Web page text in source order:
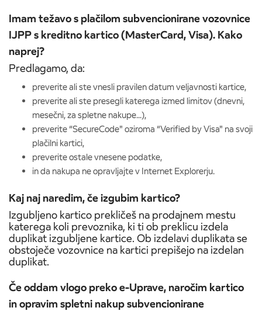
Imam težavo s plačilom subvencionirane vozovnice
IJPP s kreditno kartico (MasterCard, Visa). Kako
naprej?
Predlagamo, da:
preverite ali ste vnesli pravilen datum veljavnosti kartice,
preverite ali ste presegli katerega izmed limitov (dnevni,
mesečni, za spletne nakupe...),
preverite “SecureCode" oziroma “Verified by Visa" na svoji
plačilni kartici,
preverite ostale vnesene podatke,
in da nakupa ne opravljajte v Internet Explorerju.
Kaj naj naredim, če izgubim kartico?
Izgubljeno kartico prekličeš na prodajnem mestu
katerega koli prevoznika, ki ti ob preklicu izdela
duplikat izgubljene kartice. Ob izdelavi duplikata se
obstoječe vozovnice na kartici prepišejo na izdelan
duplikat.
Če oddam vlogo preko e-Uprave, naročim kartico
in opravim spletni nakup subvencionirane